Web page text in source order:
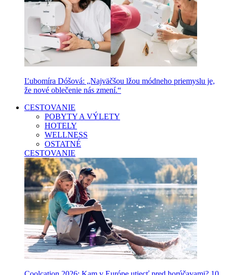
Ľubomíra Dóšová: „Najväčšou lžou módneho priemyslu je,
že nové oblečenie nás zmení.“
CESTOVANIE
POBYTY A VÝLETY
HOTELY
WELLNESS
OSTATNÉ
CESTOVANIE